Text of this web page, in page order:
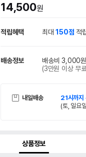
14,500원
적립혜택 최대150점 적
배송정보 배송비 3,000원
(3만원 이상 무
내일배송 21시까지
(토, 일요
상품정보